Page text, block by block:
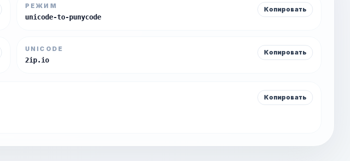
РЕЖИМ
unicode-to-punycode
Копировать
UNICODE
2ip.io
Копировать
Копировать